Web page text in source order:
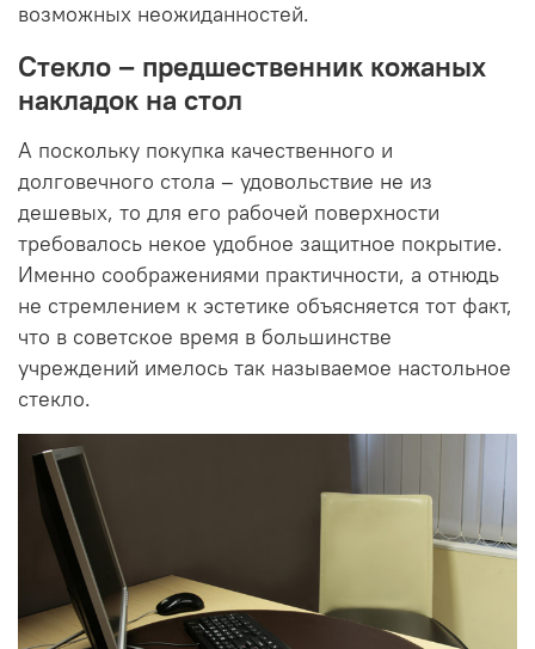
возможных неожиданностей.
Стекло – предшественник кожаных
накладок на стол
А поскольку покупка качественного и
долговечного стола – удовольствие не из
дешевых, то для его рабочей поверхности
требовалось некое удобное защитное покрытие.
Именно соображениями практичности, а отнюдь
не стремлением к эстетике объясняется тот факт,
что в советское время в большинстве
учреждений имелось так называемое настольное
стекло.